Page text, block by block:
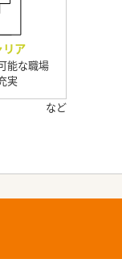
リア
能な職場
実